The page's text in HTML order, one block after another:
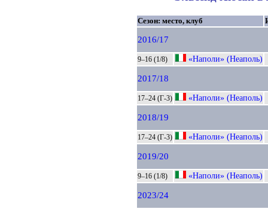
Сезон: место, клуб
2016/17
9–16 (1/8) «Наполи» (Неаполь)
2017/18
17–24 (Г-3) «Наполи» (Неаполь)
2018/19
17–24 (Г-3) «Наполи» (Неаполь)
2019/20
9–16 (1/8) «Наполи» (Неаполь)
2023/24